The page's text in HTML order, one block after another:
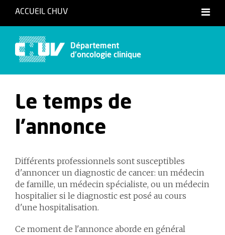
ACCUEIL CHUV
Département
d'oncologie clinique
Le temps de
l'annonce
Différents professionnels sont susceptibles
d'annoncer un diagnostic de cancer: un médecin
de famille, un médecin spécialiste, ou un médecin
hospitalier si le diagnostic est posé au cours
d'une hospitalisation.
Ce moment de l'annonce aborde en général